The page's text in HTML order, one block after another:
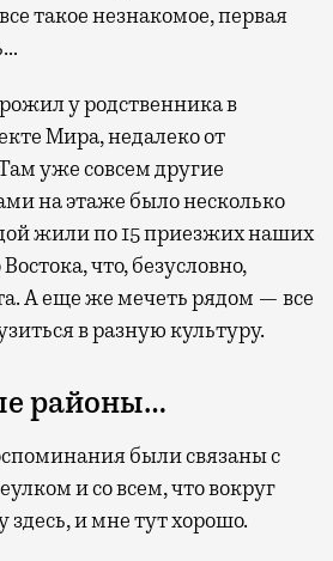
такое незнакомое, первая
у родственника в
Мира, недалеко от
уже совсем другие
на этаже было несколько
жили по 15 приезжих наших
что, безусловно,
А еще же мечеть рядом — все
в разную культуру.
районы…
были связаны с
и со всем, что вокруг
здесь, и мне тут хорошо.